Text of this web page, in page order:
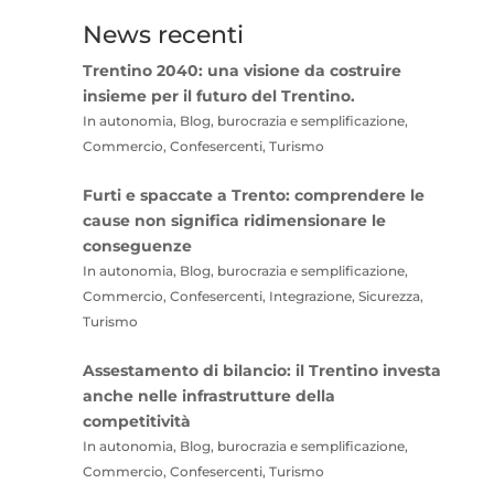
News recenti
Trentino 2040: una visione da costruire
insieme per il futuro del Trentino.
In autonomia, Blog, burocrazia e semplificazione,
Commercio, Confesercenti, Turismo
Furti e spaccate a Trento: comprendere le
cause non significa ridimensionare le
conseguenze
In autonomia, Blog, burocrazia e semplificazione,
Commercio, Confesercenti, Integrazione, Sicurezza,
Turismo
Assestamento di bilancio: il Trentino investa
anche nelle infrastrutture della
competitività
In autonomia, Blog, burocrazia e semplificazione,
Commercio, Confesercenti, Turismo